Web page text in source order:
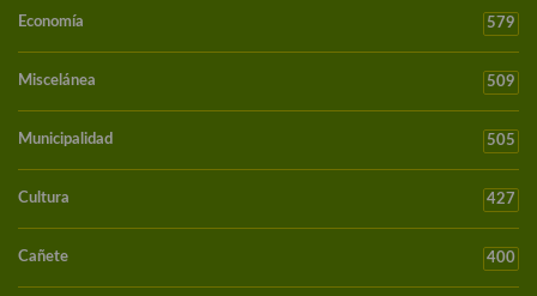
Economía 579
Miscelánea 509
Municipalidad 505
Cultura 427
Cañete 400